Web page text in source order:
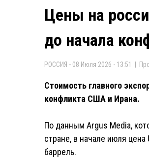
Цены на
до начала
РОССИЯ - 08 Июля 2026 - 13:51 |
Стоимость главного
конфликта США и Ирана.
По данным Argus Media,
стране, в начале июля цена
баррель.